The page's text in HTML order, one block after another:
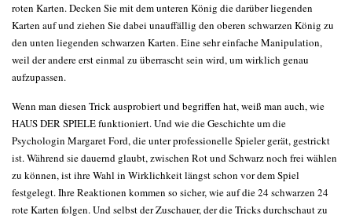
roten Karten. Decken Sie mit dem unteren König die darüber liegenden
Karten auf und ziehen Sie dabei unauffällig den oberen schwarzen König zu
den unten liegenden schwarzen Karten. Eine sehr einfache Manipulation,
weil der andere erst einmal zu überrascht sein wird, um wirklich genau
aufzupassen.
Wenn man diesen Trick ausprobiert und begriffen hat, weiß man auch, wie
HAUS DER SPIELE funktioniert. Und wie die Geschichte um die
Psychologin Margaret Ford, die unter professionelle Spieler gerät, gestrickt
ist. Während sie dauernd glaubt, zwischen Rot und Schwarz noch frei wählen
zu können, ist ihre Wahl in Wirklichkeit längst schon vor dem Spiel
festgelegt. Ihre Reaktionen kommen so sicher, wie auf die 24 schwarzen 24
rote Karten folgen. Und selbst der Zuschauer, der die Tricks durchschaut zu